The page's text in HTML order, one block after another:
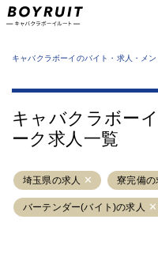
業
サ
キャバクラボーイのバイト・求人・メ
キャバクラボー
ーク求人一覧
埼玉県の求人 寮完備の
バーテンダー(バイト)の求人
六本木
新橋
渋谷
錦糸町
八王子